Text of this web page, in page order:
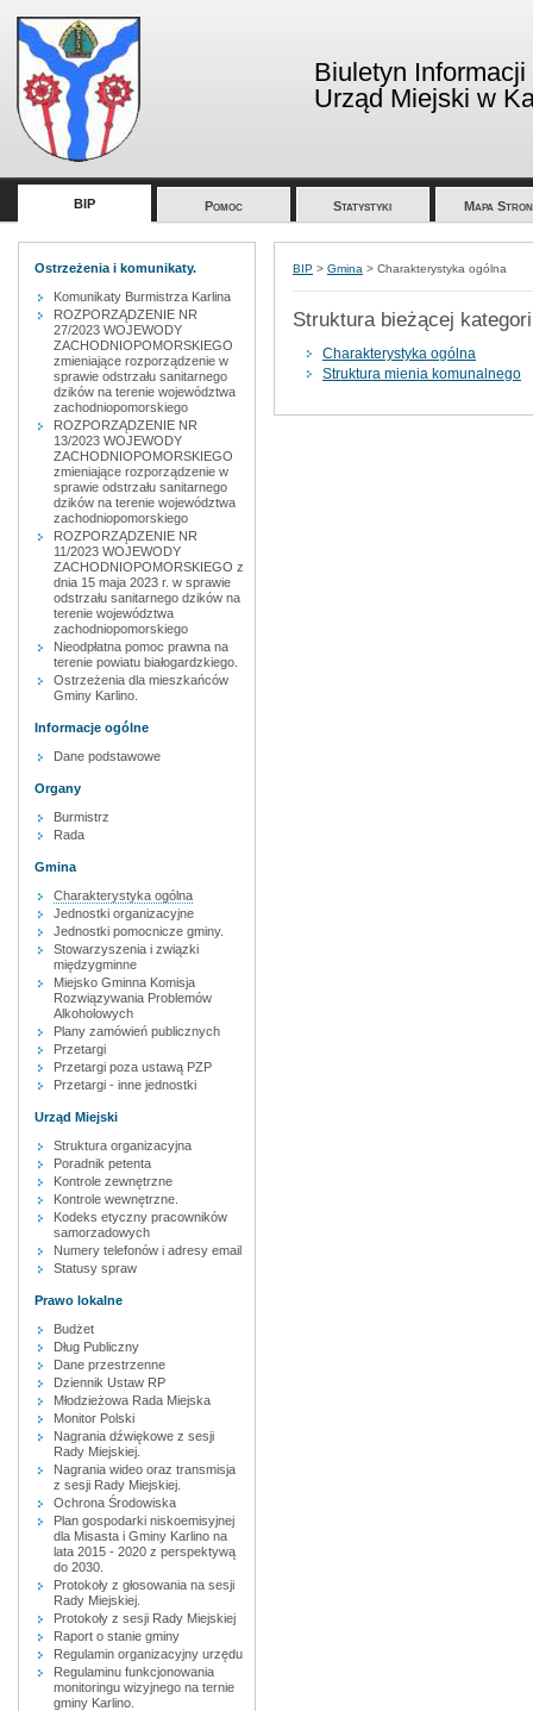
Biuletyn
Urząd Miejski w
BIP Pomoc Statystyki Mapa
Ostrzeżenia i komunikaty.
Komunikaty Burmistrza Karlina
ROZPORZĄDZENIE NR
27/2023 WOJEWODY
ZACHODNIOPOMORSKIEGO
zmieniające rozporządzenie w
sprawie odstrzału sanitarnego
dzików na terenie województwa
zachodniopomorskiego
ROZPORZĄDZENIE NR
13/2023 WOJEWODY
ZACHODNIOPOMORSKIEGO
zmieniające rozporządzenie w
sprawie odstrzału sanitarnego
dzików na terenie województwa
zachodniopomorskiego
ROZPORZĄDZENIE NR
11/2023 WOJEWODY
ZACHODNIOPOMORSKIEGO z
dnia 15 maja 2023 r. w sprawie
odstrzału sanitarnego dzików na
terenie województwa
zachodniopomorskiego
Nieodpłatna pomoc prawna na
terenie powiatu białogardzkiego.
Ostrzeżenia dla mieszkańców
Gminy Karlino.
Informacje ogólne
Dane podstawowe
Organy
Burmistrz
Rada
Gmina
Charakterystyka ogólna
Jednostki organizacyjne
Jednostki pomocnicze gminy.
Stowarzyszenia i związki
międzygminne
Miejsko Gminna Komisja
Rozwiązywania Problemów
Alkoholowych
Plany zamówień publicznych
Przetargi
Przetargi poza ustawą PZP
Przetargi - inne jednostki
Urząd Miejski
Struktura organizacyjna
Poradnik petenta
Kontrole zewnętrzne
Kontrole wewnętrzne.
Kodeks etyczny pracowników
samorzadowych
Numery telefonów i adresy email
Statusy spraw
Prawo lokalne
Budżet
Dług Publiczny
Dane przestrzenne
Dziennik Ustaw RP
Młodzieżowa Rada Miejska
Monitor Polski
Nagrania dźwiękowe z sesji
Rady Miejskiej.
Nagrania wideo oraz transmisja
z sesji Rady Miejskiej.
Ochrona Środowiska
Plan gospodarki niskoemisyjnej
dla Misasta i Gminy Karlino na
lata 2015 - 2020 z perspektywą
do 2030.
Protokoły z głosowania na sesji
Rady Miejskiej.
Protokoły z sesji Rady Miejskiej
Raport o stanie gminy
Regulamin organizacyjny urzędu
Regulaminu funkcjonowania
monitoringu wizyjnego na ternie
gminy Karlino.
BIP > Gmina > Charakterystyka ogólna
Struktura bieżącej
Charakterystyka ogólna
Struktura mienia komunalnego